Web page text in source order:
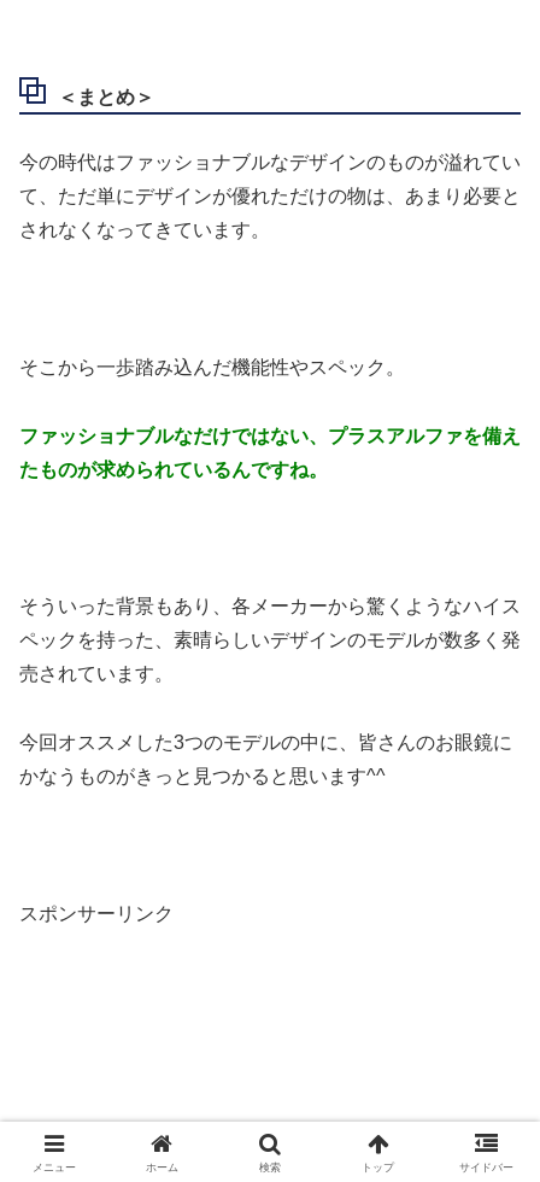
＜まとめ＞
今の時代はファッショナブルなデザインのものが溢れてい
て、ただ単にデザインが優れただけの物は、あまり必要と
されなくなってきています。
そこから一歩踏み込んだ機能性やスペック。
ファッショナブルなだけではない、プラスアルファを備え
たものが求められているんですね。
そういった背景もあり、各メーカーから驚くようなハイス
ペックを持った、素晴らしいデザインのモデルが数多く発
売されています。
今回オススメした3つのモデルの中に、皆さんのお眼鏡に
かなうものがきっと見つかると思います^^
スポンサーリンク
メニュー ホーム 検索 トップ サイドバー